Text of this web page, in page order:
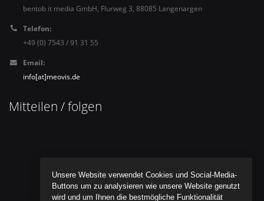
bentob it media GmbH, Flurweg 3, 88085 Langenargen
Telefon:
+49 (0) 7543 / 91 31 55
Email:
info[at]meovis.de
Mitteilen / folgen
Unsere Website verwendet Cookies und Social-Media-
Buttons um zu analysieren wie unsere Website genutzt
wird und um Ihnen die bestmögliche Funktionalität